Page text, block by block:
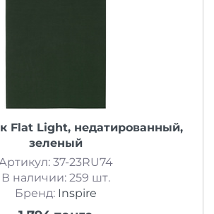
Flat Light, недатированный,
зеленый
37-23RU74
В наличии: 259 шт.
Бренд: Inspire